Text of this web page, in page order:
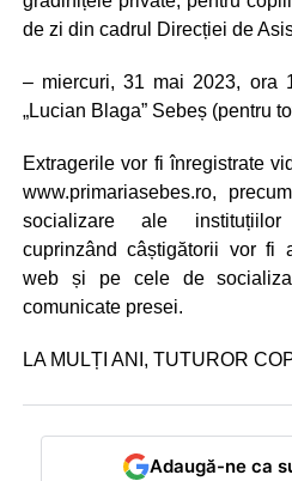
de zi din cadrul Direcției de
– miercuri, 31 mai 2023, ora
„Lucian Blaga” Sebeș (pentru
Extragerile vor fi înregistrate
www.primariasebes.ro,
socializare ale instituțiilor
cuprinzând câștigătorii vor fi
web și pe cele de
comunicate presei.
LA MULȚI ANI, TUTUROR
Adaugă-ne ca